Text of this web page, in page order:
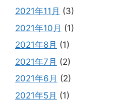
2021年11月 (3)
2021年10月 (1)
2021年8月 (1)
2021年7月 (2)
2021年6月 (2)
2021年5月 (1)